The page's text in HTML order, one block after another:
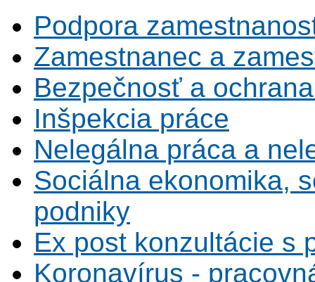
Podpora
Zamestnanec a
Bezpečnosť a
Inšpekcia práce
Nelegálna práca a
Sociálna ekonomika,
podniky
Ex post konzultácie s
Koronavírus -